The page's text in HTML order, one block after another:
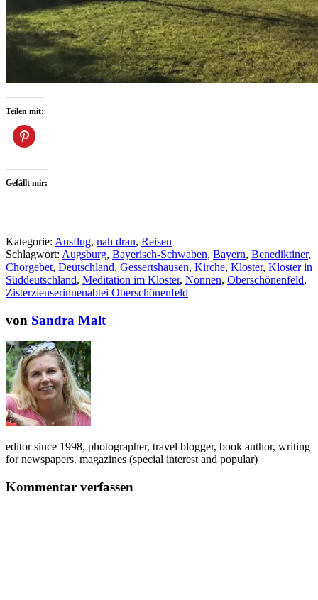
Teilen mit:
Gefällt mir:
Kategorie: Ausflug, nah dran, Reisen
Schlagwort: Augsburg, Bayerisch-Schwaben, Bayern, Benediktiner,
Chorgebet, Deutschland, Gessertshausen, Kirche, Kloster, Kloster in
Süddeutschland, Meditation im Kloster, Nonnen, Oberschönenfeld,
Zisterzienserinnenabtei Oberschönenfeld
von Sandra Malt
editor since 1998, photographer, travel blogger, book author, writing
for newspapers. magazines (special interest and popular)
Kommentar verfassen